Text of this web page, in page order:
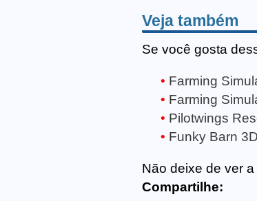
Veja também
Se você gosta
Farming
Farming
Pilotwings
Funky Barn
Não deixe de ver a
Compartilhe: